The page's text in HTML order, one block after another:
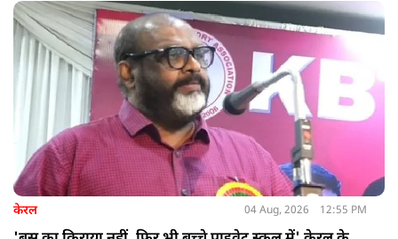
केरल 04 Aug, 2026 12:55 PM